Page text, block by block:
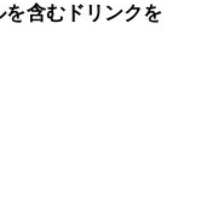
含むドリンクを